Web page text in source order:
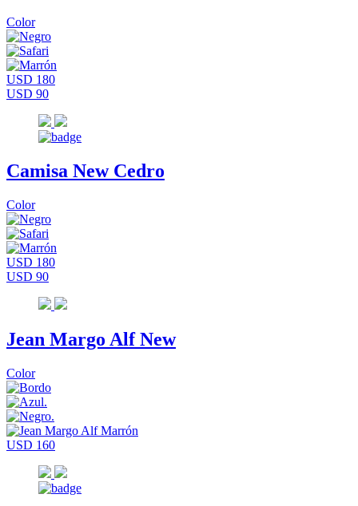
Color
USD 180
USD 90
Camisa New Cedro
Color
USD 180
USD 90
Jean Margo Alf New
Color
USD 160